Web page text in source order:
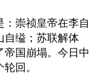
：崇祯皇帝在李自
自缢；苏联解体
帝国崩塌。今日中
回。